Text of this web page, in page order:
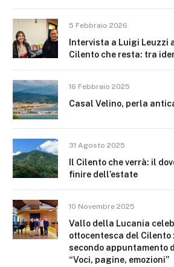
5 Febbraio 2026
Intervista a Luigi Leuzzi
Cilento che resta: tra
16 Febbraio 2025
Casal Velino, perla
31 Agosto 2025
Il Cilento che verrà: il
finire dell’estate
10 Novembre 2025
Vallo della Lucania
ottocentesca del Cilento
secondo appuntamento
“Voci, pagine, emozioni”